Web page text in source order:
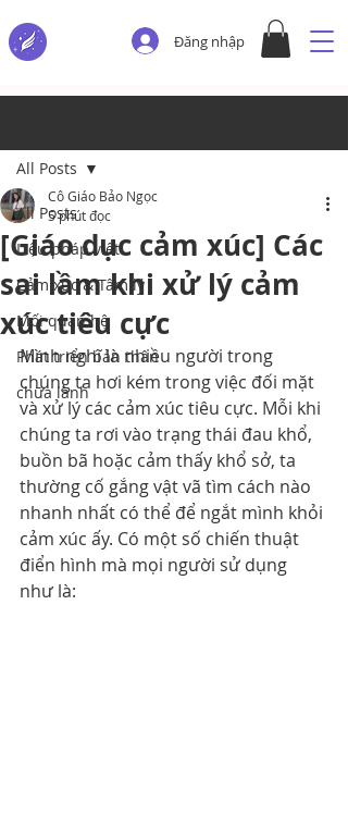
Đăng nhập
All Posts
Liệu pháp viết
Cảm xúc & Tâm lý
Mối quan hệ
Phát triển bản thân
chữa lành
All Posts
[Giáo dục cảm xúc] Các
sai lầm khi xử lý cảm
xúc tiêu cực
Cô Giáo Bảo Ngọc
5 phút đọc
Mình nghĩ là nhiều người trong
chúng ta hơi kém trong việc đối mặt
và xử lý các cảm xúc tiêu cực. Mỗi khi
chúng ta rơi vào trạng thái đau khổ,
buồn bã hoặc cảm thấy khổ sở, ta
thường cố gắng vật vã tìm cách nào
nhanh nhất có thể để ngắt mình khỏi
cảm xúc ấy. Có một số chiến thuật
điển hình mà mọi người sử dụng
như là: